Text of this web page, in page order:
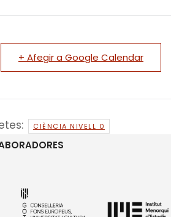
+ Afegir a Google Calendar
CIÈNCIA NIVELL 0